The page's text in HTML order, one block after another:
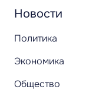
Новости
Политика
Экономика
Общество